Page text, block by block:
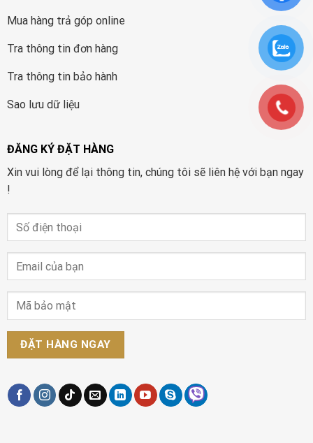
Mua hàng trả góp online
Tra thông tin đơn hàng
Tra thông tin bảo hành
Sao lưu dữ liệu
ĐĂNG KÝ ĐẶT HÀNG
Xin vui lòng để lại thông tin, chúng tôi sẽ liên hệ với bạn ngay
!